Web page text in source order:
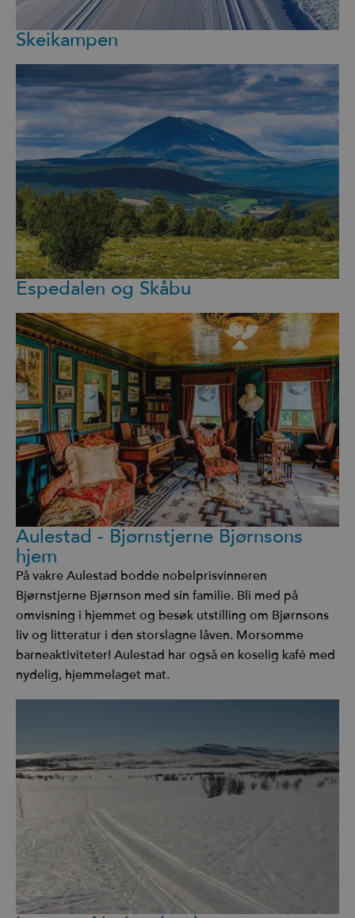
Skeikampen
Espedalen og Skåbu
Aulestad - Bjørnstjerne Bjørnsons
hjem
På vakre Aulestad bodde nobelprisvinneren
Bjørnstjerne Bjørnson med sin familie. Bli med på
omvisning i hjemmet og besøk utstilling om Bjørnsons
liv og litteratur i den storslagne låven. Morsomme
barneaktiviteter! Aulestad har også en koselig kafé med
nydelig, hjemmelaget mat.